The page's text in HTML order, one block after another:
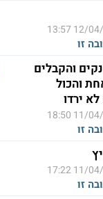
12/04/
זו
והקבלים
והכול
ירדו
11/04/
זו
11/04/
זו